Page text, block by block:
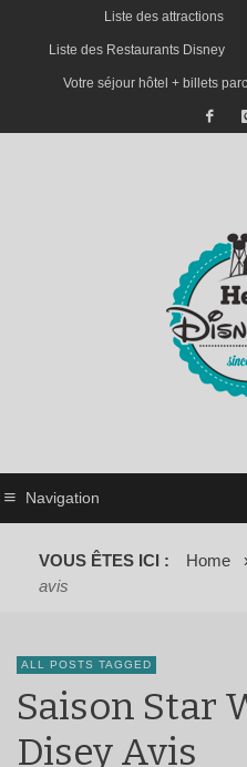
Liste des attractions
Liste des Restaurants Disney
Votre séjour hôtel + billets
Navigation
VOUS ÊTES ICI : Home
avis
ALL POSTS TAGGED
Saison Star
Disey Avis